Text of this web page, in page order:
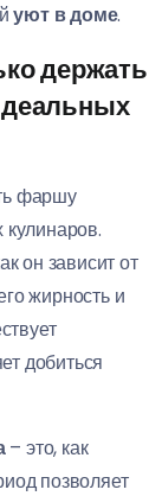
уют в доме.
держать
фаршу
кулинаров.
он зависит от
жирность и
добиться
– это, как
позволяет